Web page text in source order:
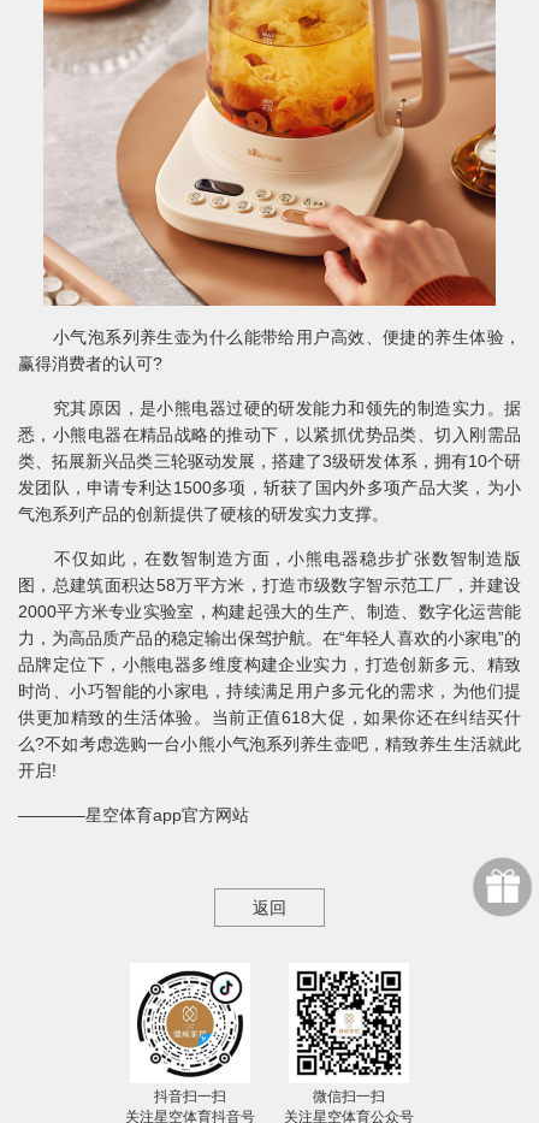
小气泡系列养生壶为什么能带给用户高效、便捷的养生体验，
赢得消费者的认可?
究其原因，是小熊电器过硬的研发能力和领先的制造实力。据
悉，小熊电器在精品战略的推动下，以紧抓优势品类、切入刚需品
类、拓展新兴品类三轮驱动发展，搭建了3级研发体系，拥有10个研
发团队，申请专利达1500多项，斩获了国内外多项产品大奖，为小
气泡系列产品的创新提供了硬核的研发实力支撑。
不仅如此，在数智制造方面，小熊电器稳步扩张数智制造版
图，总建筑面积达58万平方米，打造市级数字智示范工厂，并建设
2000平方米专业实验室，构建起强大的生产、制造、数字化运营能
力，为高品质产品的稳定输出保驾护航。在“年轻人喜欢的小家电”的
品牌定位下，小熊电器多维度构建企业实力，打造创新多元、精致
时尚、小巧智能的小家电，持续满足用户多元化的需求，为他们提
供更加精致的生活体验。当前正值618大促，如果你还在纠结买什
么?不如考虑选购一台小熊小气泡系列养生壶吧，精致养生生活就此
开启!
————星空体育app官方网站
返回
抖音扫一扫
关注星空体育抖音号
微信扫一扫
关注星空体育公众号